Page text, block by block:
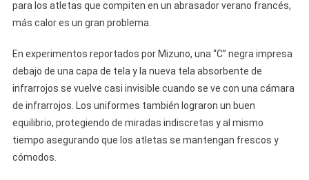
para los atletas que compiten en un abrasador verano francés,
más calor es un gran problema.
En experimentos reportados por Mizuno, una “C” negra impresa
debajo de una capa de tela y la nueva tela absorbente de
infrarrojos se vuelve casi invisible cuando se ve con una cámara
de infrarrojos. Los uniformes también lograron un buen
equilibrio, protegiendo de miradas indiscretas y al mismo
tiempo asegurando que los atletas se mantengan frescos y
cómodos.